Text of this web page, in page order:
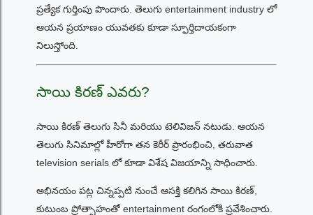
ప్రత్యేక గుర్తింపు పొందారు. తెలుగు entertainment industry లో
ఆయన ప్రయాణం యువతకు కూడా స్ఫూర్తిదాయకంగా
నిలుస్తోంది.
సాయి కిరణ్ ఎవరు?
సాయి కిరణ్ తెలుగు సినీ మరియు టెలివిజన్ నటుడు. ఆయన
తెలుగు సినిమాల్లో హీరోగా తన కెరీర్ ప్రారంభించి, తరువాత
television serials లో కూడా విశేష విజయాన్ని సాధించారు.
అభినయం పట్ల చిన్నప్పటి నుంచే ఆసక్తి కలిగిన సాయి కిరణ్,
కుటుంబ ప్రోత్సాహంతో entertainment రంగంలోకి ప్రవేశించారు.